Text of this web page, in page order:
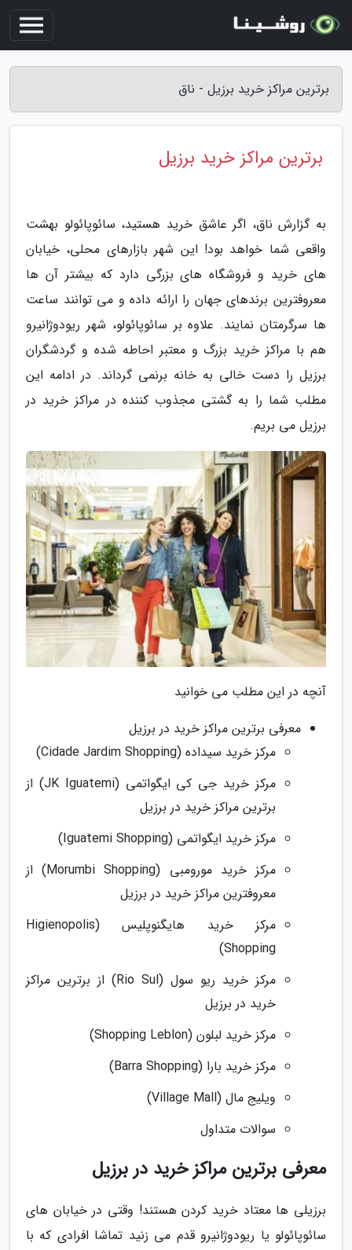
برترین مراکز خرید برزیل - ناق
برترین مراکز خرید برزیل
به گزارش ناق، اگر عاشق خرید هستید، سائوپائولو بهشت
واقعی شما خواهد بود! این شهر بازارهای محلی، خیابان
های خرید و فروشگاه های بزرگی دارد که بیشتر آن ها
معروفترین برندهای جهان را ارائه داده و می توانند ساعت
ها سرگرمتان نمایند. علاوه بر سائوپائولو، شهر ریودوژانیرو
هم با مراکز خرید بزرگ و معتبر احاطه شده و گردشگران
برزیل را دست خالی به خانه برنمی گرداند. در ادامه این
مطلب شما را به گشتی مجذوب کننده در مراکز خرید در
برزیل می بریم.
آنچه در این مطلب می خوانید
معرفی برترین مراکز خرید در برزیل
مرکز خرید سیداده (Cidade Jardim Shopping)
مرکز خرید جی کی ایگواتمی (JK Iguatemi) از
برترین مراکز خرید در برزیل
مرکز خرید ایگواتمی (Iguatemi Shopping)
مرکز خرید مورومبی (Morumbi Shopping) از
معروفترین مراکز خرید در برزیل
مرکز خرید هایگنوپلیس (Higienopolis
Shopping)
مرکز خرید ریو سول (Rio Sul) از برترین مراکز
خرید در برزیل
مرکز خرید لبلون (Shopping Leblon)
مرکز خرید بارا (Barra Shopping)
ویلیج مال (Village Mall)
سوالات متداول
معرفی برترین مراکز خرید در برزیل
برزیلی ها معتاد خرید کردن هستند! وقتی در خیابان های
سائوپائولو یا ریودوژانیرو قدم می زنید تماشا افرادی که با